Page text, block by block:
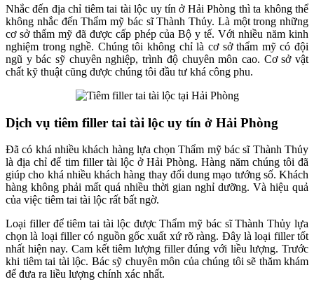
Nhắc đến địa chỉ tiêm tai tài lộc uy tín ở Hải Phòng thì ta không thể
không nhắc đến Thẩm mỹ bác sĩ Thành Thủy. Là một trong những
cơ sở thẩm mỹ đã được cấp phép của Bộ y tế. Với nhiều năm kinh
nghiệm trong nghề. Chúng tôi không chỉ là cơ sở thẩm mỹ có đội
ngũ y bác sỹ chuyên nghiệp, trình độ chuyên môn cao. Cơ sở vật
chất kỹ thuật cũng được chúng tôi đầu tư khá công phu.
Dịch vụ tiêm filler tai tài lộc uy tín ở Hải Phòng
Đã có khá nhiều khách hàng lựa chọn Thẩm mỹ bác sĩ Thành Thủy
là địa chỉ để tim filler tài lộc ở Hải Phòng. Hàng năm chúng tôi đã
giúp cho khá nhiều khách hàng thay đổi dung mạo tướng số. Khách
hàng không phải mất quá nhiều thời gian nghỉ dưỡng. Và hiệu quả
của việc tiêm tai tài lộc rất bất ngờ.
Loại filler để tiêm tai tài lộc được Thẩm mỹ bác sĩ Thành Thủy lựa
chọn là loại filler có nguồn gốc xuất xứ rõ ràng. Đây là loại filler tốt
nhất hiện nay. Cam kết tiêm lượng filler đúng với liều lượng. Trước
khi tiêm tai tài lộc. Bác sỹ chuyên môn của chúng tôi sẽ thăm khám
để đưa ra liều lượng chính xác nhất.